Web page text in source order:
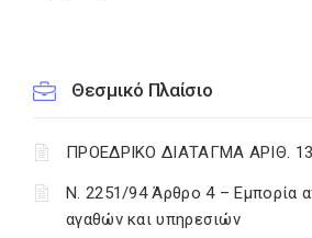
Θεσμικό Πλαίσιο
ΠΡΟΕΔΡΙΚΟ ΔΙΑΤΑΓΜΑ ΑΡΙΘ.
Ν. 2251/94 Άρθρο 4 – Εμπορία
αγαθών και υπηρεσιών